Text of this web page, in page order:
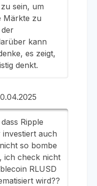
sein, um
Märkte zu
kann
es zeigt,
denkt.
Ripple
auch
so bombe
ich check nicht
RLUSD
wird??